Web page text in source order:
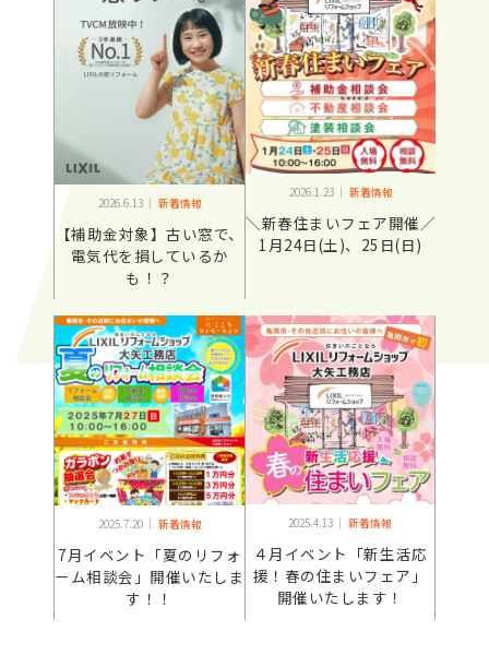
2026.6.13 ｜ 新着情報
【補助金対象】古い窓で、
電気代を損しているか
も！？
2026.1.23 ｜ 新着情報
＼新春住まいフェア開催／
1月24日(土)、25日(日)
2025.7.20 ｜ 新着情報
7月イベント「夏のリフォ
ーム相談会」開催いたしま
す！！
2025.4.13 ｜ 新着情報
４月イベント「新生活応
援！春の住まいフェア」
開催いたします！